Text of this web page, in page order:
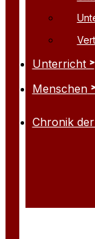
Unterricht
Menschen
Chronik